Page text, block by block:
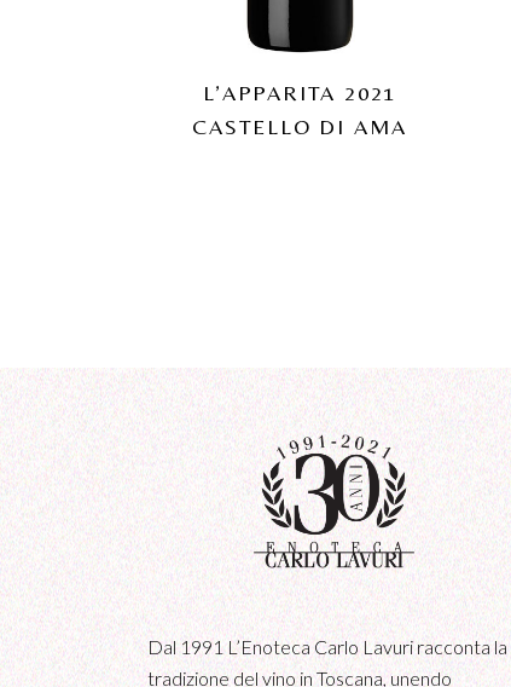
L’APPARITA 2021
CASTELLO DI AMA
Dal 1991 L’Enoteca Carlo Lavuri racconta la
tradizione del vino in Toscana, unendo